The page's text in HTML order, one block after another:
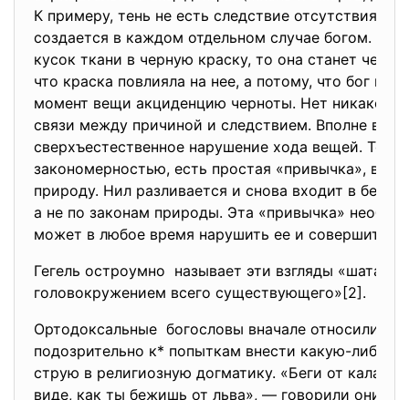
К примеру, тень не есть следствие отсутствия
создается в каждом отдельном случае богом.
кусок ткани в черную краску, то она станет
что краска повлияла на нее, а потому, что бог
момент вещи акциденцию черноты. Нет никакой
связи между причиной и следствием. Вполне
сверхъестественное нарушение хода вещей. То,
закономерностью, есть простая «привычка»,
природу. Нил разливается и снова входит в
а не по законам природы. Эта «привычка»
может в любое время нарушить ее и совершить
Гегель остроумно называет эти взгляды
головокружением всего существующего»[2].
Ортодоксальные богословы вначале относились
подозрительно к* попыткам внести какую-либо
струю в религиозную догматику. «Беги от калама
виде, как ты бежишь от льва», — говорили они.